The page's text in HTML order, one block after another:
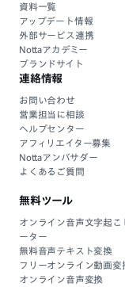
資料一覧
アップデート情報
外部サービス連携
Nottaアカデミー
ブランドサイト
連絡情報
お問い合わせ
営業担当に相談
ヘルプセンター
アフィリエイター募集
Nottaアンバサダー
よくあるご質問
無料ツール
オンライン音声文字起こ
ーター
無料音声テキスト変換
フリーオンライン動画変
オンライン音声変換